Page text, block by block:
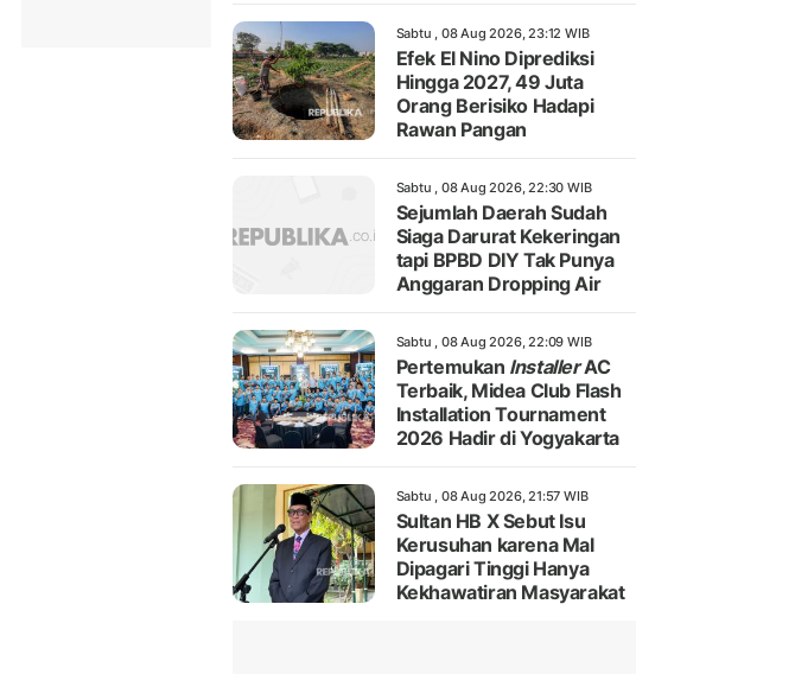
Sabtu , 08 Aug 2026, 23:12 WIB
Efek El Nino Diprediksi
Hingga 2027, 49 Juta
Orang Berisiko Hadapi
Rawan Pangan
Sabtu , 08 Aug 2026, 22:30 WIB
Sejumlah Daerah Sudah
Siaga Darurat Kekeringan
tapi BPBD DIY Tak Punya
Anggaran Dropping Air
Sabtu , 08 Aug 2026, 22:09 WIB
Pertemukan InstallerAC
Terbaik, Midea Club Flash
Installation Tournament
2026 Hadir di Yogyakarta
Sabtu , 08 Aug 2026, 21:57 WIB
Sultan HB X Sebut Isu
Kerusuhan karena Mal
Dipagari Tinggi Hanya
Kekhawatiran Masyarakat